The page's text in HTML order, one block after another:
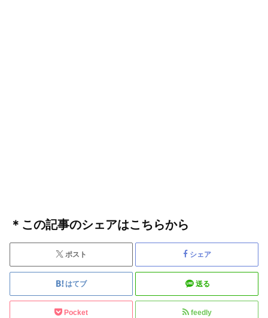
＊この記事のシェアはこちらから
ポスト シェア
はてブ 送る
Pocket feedly